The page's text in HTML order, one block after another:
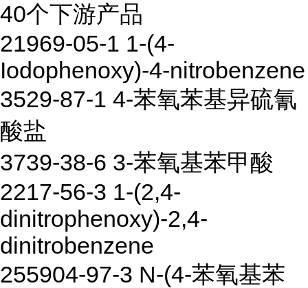
40个下游产品
21969-05-1 1-(4-
Iodophenoxy)-4-nitrobenzene
3529-87-1 4-苯氧苯基异硫氰
酸盐
3739-38-6 3-苯氧基苯甲酸
2217-56-3 1-(2,4-
dinitrophenoxy)-2,4-
dinitrobenzene
255904-97-3 N-(4-苯氧基苯